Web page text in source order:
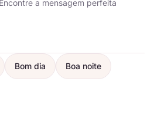
a mensagem perfeita
Bom dia Boa noite